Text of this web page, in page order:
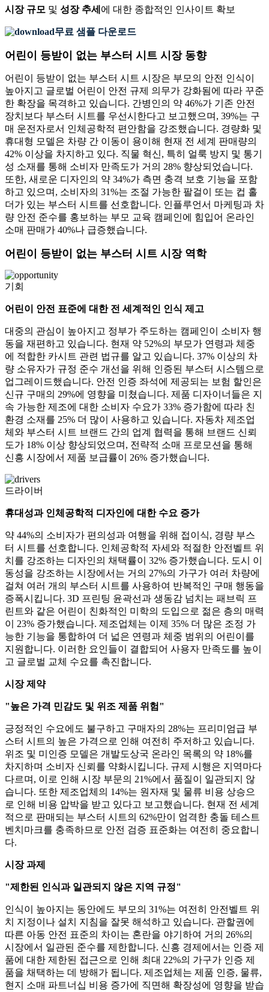
시장 규모 및 성장 추세 에 대한 종합적인 인사이트 확보
무료 샘플 다운로드
어린이 등받이 없는 부스터 시트 시장 동향
어린이 등받이 없는 부스터 시트 시장은 부모의 안전 인식이
높아지고 글로벌 어린이 안전 규제 의무가 강화됨에 따라 꾸준
한 확장을 목격하고 있습니다. 간병인의 약 46%가 기존 안전
장치보다 부스터 시트를 우선시한다고 보고했으며, 39%는 구
매 운전자로서 인체공학적 편안함을 강조했습니다. 경량화 및
휴대형 모델은 차량 간 이동이 용이해 현재 전 세계 판매량의
42% 이상을 차지하고 있다. 직물 혁신, 특히 얼룩 방지 및 통기
성 소재를 통해 소비자 만족도가 거의 28% 향상되었습니다.
또한, 새로운 디자인의 약 34%가 측면 충격 보호 기능을 포함
하고 있으며, 소비자의 31%는 조절 가능한 팔걸이 또는 컵 홀
더가 있는 부스터 시트를 선호합니다. 인플루언서 마케팅과 차
량 안전 준수를 홍보하는 부모 교육 캠페인에 힘입어 온라인
소매 판매가 40%나 급증했습니다.
어린이 등받이 없는 부스터 시트 시장 역학
기회
어린이 안전 표준에 대한 전 세계적인 인식 제고
대중의 관심이 높아지고 정부가 주도하는 캠페인이 소비자 행
동을 재편하고 있습니다. 현재 약 52%의 부모가 연령과 체중
에 적합한 카시트 관련 법규를 알고 있습니다. 37% 이상의 차
량 소유자가 규정 준수 개선을 위해 인증된 부스터 시스템으로
업그레이드했습니다. 안전 인증 좌석에 제공되는 보험 할인은
신규 구매의 29%에 영향을 미쳤습니다. 제품 디자이너들은 지
속 가능한 제조에 대한 소비자 수요가 33% 증가함에 따라 친
환경 소재를 25% 더 많이 사용하고 있습니다. 자동차 제조업
체와 부스터 시트 브랜드 간의 업계 협력을 통해 브랜드 신뢰
도가 18% 이상 향상되었으며, 전략적 소매 프로모션을 통해
신흥 시장에서 제품 보급률이 26% 증가했습니다.
드라이버
휴대성과 인체공학적 디자인에 대한 수요 증가
약 44%의 소비자가 편의성과 여행을 위해 접이식, 경량 부스
터 시트를 선호합니다. 인체공학적 자세와 적절한 안전벨트 위
치를 강조하는 디자인의 채택률이 32% 증가했습니다. 도시 이
동성을 강조하는 시장에서는 거의 27%의 가구가 여러 차량에
걸쳐 여러 개의 부스터 시트를 사용하여 반복적인 구매 행동을
증폭시킵니다. 3D 프린팅 윤곽선과 생동감 넘치는 패브릭 프
린트와 같은 어린이 친화적인 미학의 도입으로 젊은 층의 매력
이 23% 증가했습니다. 제조업체는 이제 35% 더 많은 조정 가
능한 기능을 통합하여 더 넓은 연령과 체중 범위의 어린이를
지원합니다. 이러한 요인들이 결합되어 사용자 만족도를 높이
고 글로벌 교체 수요를 촉진합니다.
시장 제약
"높은 가격 민감도 및 위조 제품 위험"
긍정적인 수요에도 불구하고 구매자의 28%는 프리미엄급 부
스터 시트의 높은 가격으로 인해 여전히 주저하고 있습니다.
위조 및 미인증 모델은 개발도상국 온라인 목록의 약 18%를
차지하며 소비자 신뢰를 약화시킵니다. 규제 시행은 지역마다
다르며, 이로 인해 시장 부문의 21%에서 품질이 일관되지 않
습니다. 또한 제조업체의 14%는 원자재 및 물류 비용 상승으
로 인해 비용 압박을 받고 있다고 보고했습니다. 현재 전 세계
적으로 판매되는 부스터 시트의 62%만이 엄격한 충돌 테스트
벤치마크를 충족하므로 안전 검증 표준화는 여전히 중요합니
다.
시장 과제
"제한된 인식과 일관되지 않은 지역 규정"
인식이 높아지는 동안에도 부모의 31%는 여전히 안전벨트 위
치 지정이나 설치 지침을 잘못 해석하고 있습니다. 관할권에
따른 아동 안전 표준의 차이는 혼란을 야기하여 거의 26%의
시장에서 일관된 준수를 제한합니다. 신흥 경제에서는 인증 제
품에 대한 제한된 접근으로 인해 최대 22%의 가구가 인증 제
품을 채택하는 데 방해가 됩니다. 제조업체는 제품 인증, 물류,
현지 소매 파트너십 비용 증가에 직면해 확장성에 영향을 받습